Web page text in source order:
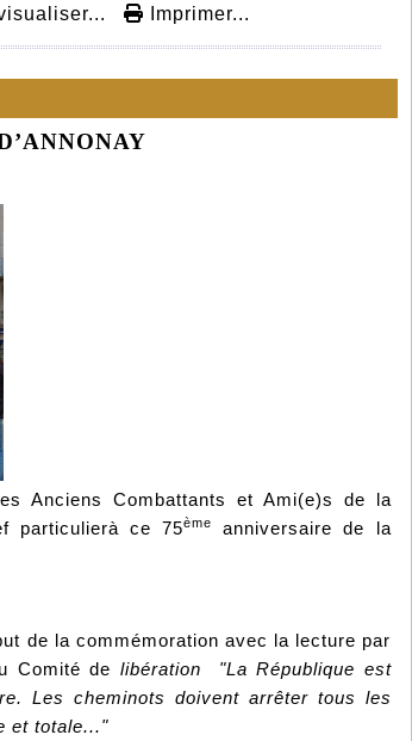
Imprimer...
Anciens Combattants et Ami(e)s de la
particulierà ce 75ème
anniversaire de la
de la commémoration avec la lecture par
Comité de libération "La République est
Les cheminots doivent arrêter tous les
et totale..."